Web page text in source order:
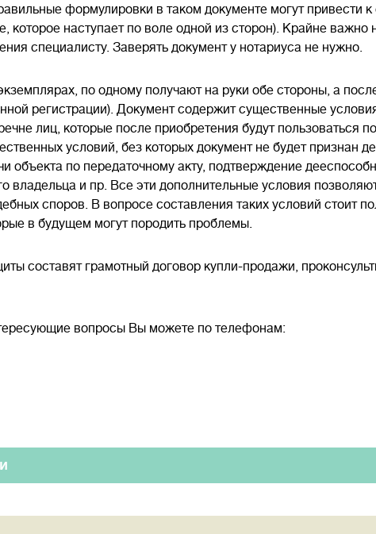
формулировки в таком документе могут привести
которое наступает по воле одной из сторон). Крайне важно
специалисту. Заверять документ у нотариуса не нужно.
по одному получают на руки обе стороны, а
регистрации). Документ содержит существенные
лиц, которые после приобретения будут пользоваться
условий, без которых документ не будет признан
объекта по передаточному акту, подтверждение
и пр. Все эти дополнительные условия
споров. В вопросе составления таких условий стоит
в будущем могут породить проблемы.
составят грамотный договор купли-продажи,
вопросы Вы можете по телефонам: